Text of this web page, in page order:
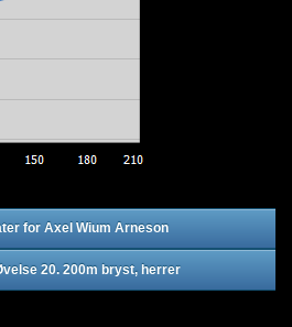
for Axel Wium Arneson
20. 200m bryst, herrer